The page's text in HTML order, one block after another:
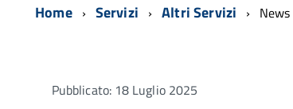
Home Servizi Altri Servizi News
Pubblicato: 18 Luglio 2025